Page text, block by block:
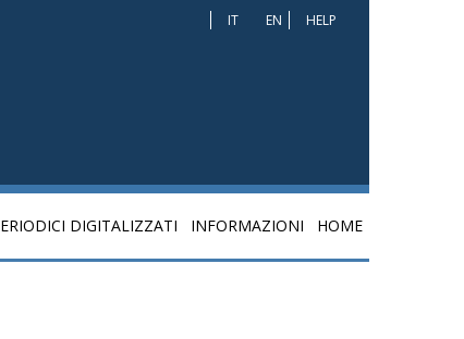
IT EN HELP
DIGITALIZZATI INFORMAZIONI HOME